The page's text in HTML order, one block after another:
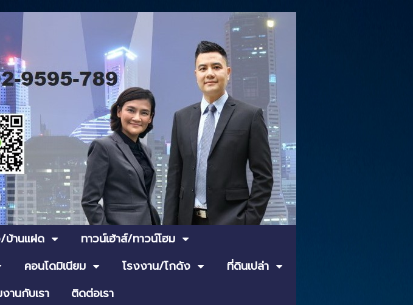
บ้านแฝด
ทาวน์เฮ้าส์/ทาวน์โฮม
คอนโดมิเนียม โรงงาน/โกดัง
ที่ดินเปล่า
านกับเรา ติดต่อเรา